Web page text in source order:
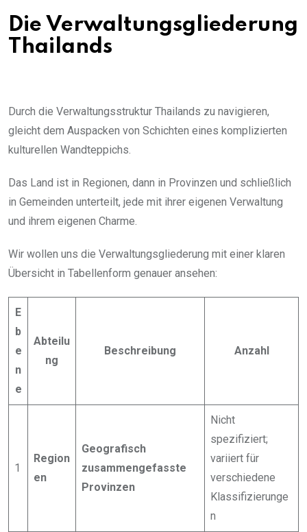
Die Verwaltungsgliederung
Thailands
Durch die Verwaltungsstruktur Thailands zu navigieren,
gleicht dem Auspacken von Schichten eines komplizierten
kulturellen Wandteppichs.
Das Land ist in Regionen, dann in Provinzen und schließlich
in Gemeinden unterteilt, jede mit ihrer eigenen Verwaltung
und ihrem eigenen Charme.
Wir wollen uns die Verwaltungsgliederung mit einer klaren
Übersicht in Tabellenform genauer ansehen:
E
b
e
n
e
Abteilu
ng
Beschreibung Anzahl
1
Region
en
Geografisch
zusammengefasste
Provinzen
Nicht
spezifiziert;
variiert für
verschiedene
Klassifizierunge
n